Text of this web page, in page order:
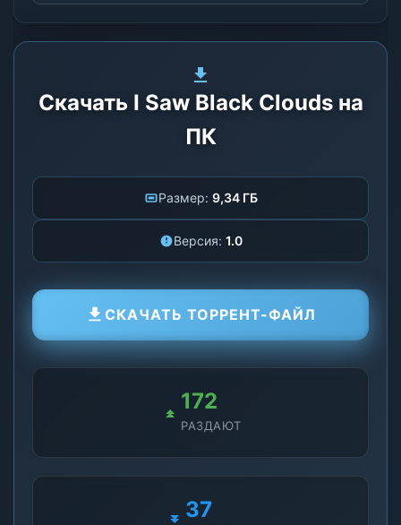
Скачать I Saw Black Clouds на
ПК
Размер: 9,34 ГБ
Версия: 1.0
СКАЧАТЬ ТОРРЕНТ-ФАЙЛ
167
РАЗДАЮТ
37